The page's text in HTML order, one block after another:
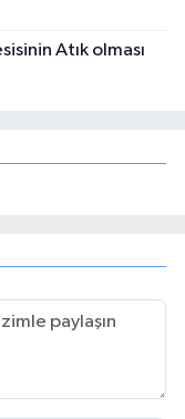
Atık olması